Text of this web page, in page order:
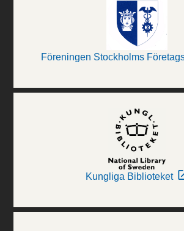
Föreningen Stockholms
Kungliga Biblioteket